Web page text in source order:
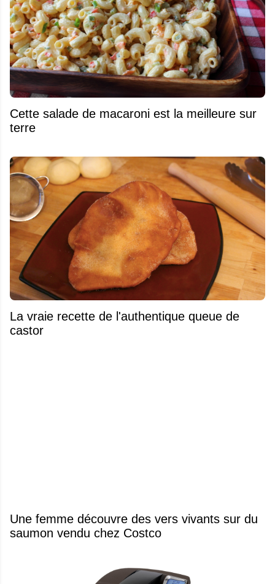
Cette salade de macaroni est la meilleure sur
terre
La vraie recette de l'authentique queue de
castor
Une femme découvre des vers vivants sur du
saumon vendu chez Costco